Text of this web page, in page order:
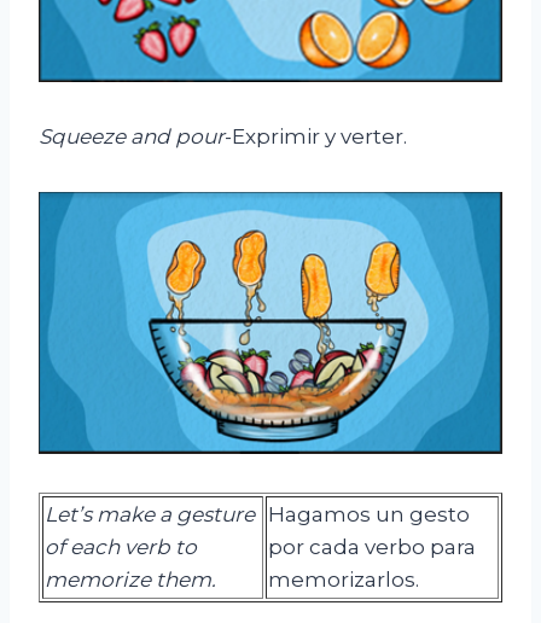
Squeeze and pour-Exprimir y verter.
Let’s make a gesture
of each verb to
memorize them.
Hagamos un gesto
por cada verbo para
memorizarlos.